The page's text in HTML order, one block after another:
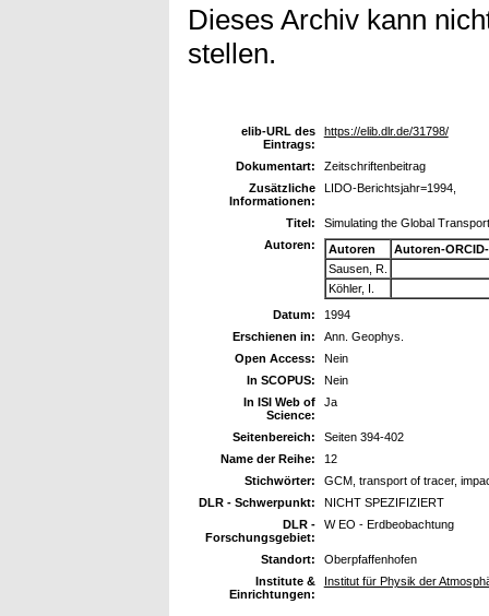
Dieses Archiv kann
stellen.
elib-URL des
Eintrags:
https://elib.dlr.de/31798/
Dokumentart:
Zeitschriftenbeitrag
Zusätzliche
Informationen:
LIDO-Berichtsjahr=1994,
Titel:
Simulating the Global
Autoren:
Autoren
Autoren-
Sausen, R.
Köhler, I.
Datum:
1994
Erschienen in:
Ann. Geophys.
Open Access:
Nein
In SCOPUS:
Nein
In ISI Web of
Science:
Ja
Seitenbereich:
Seiten 394-402
Name der Reihe:
12
Stichwörter:
GCM, transport of tracer,
DLR - Schwerpunkt:
NICHT SPEZIFIZIERT
DLR -
Forschungsgebiet:
W EO - Erdbeobachtung
Standort:
Oberpfaffenhofen
Institute &
Einrichtungen:
Institut für Physik der